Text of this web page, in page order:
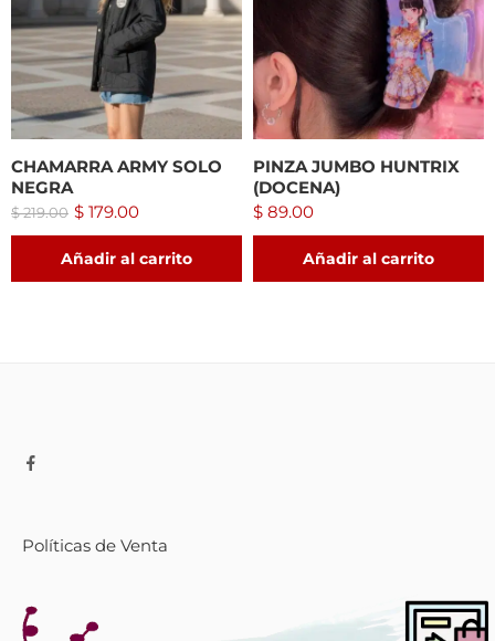
CHAMARRA ARMY SOLO
NEGRA
$219.00 $ 179.00
Añadir al carrito
PINZA JUMBO HUNTRIX
(DOCENA)
$ 89.00
Añadir al carrito
Políticas de Venta